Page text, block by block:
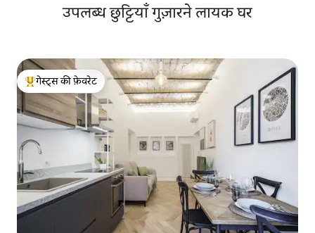
उपलब्ध छुट्टियाँ गुज़ारने लायक घर
गेस्ट्स का टॉप फ़ेवरेट
गेस्ट्स की फ़ेवरेट